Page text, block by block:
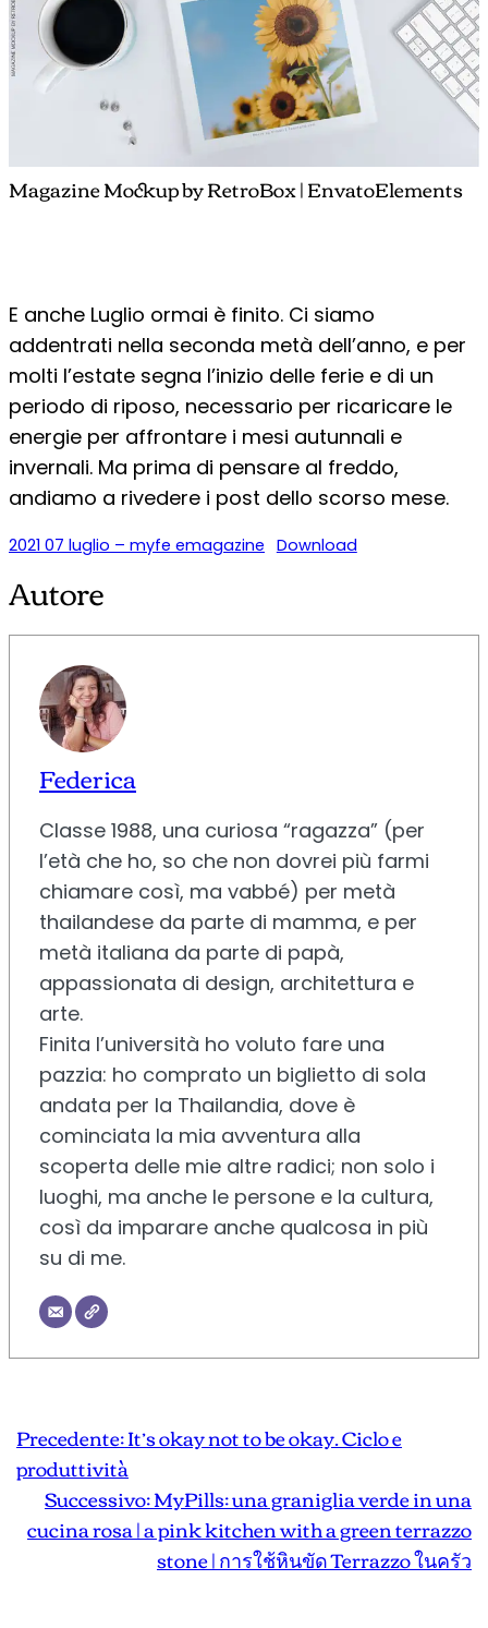
Magazine Mockup by RetroBox | EnvatoElements
E anche Luglio ormai è finito. Ci siamo
addentrati nella seconda metà dell’anno, e per
molti l’estate segna l’inizio delle ferie e di un
periodo di riposo, necessario per ricaricare le
energie per affrontare i mesi autunnali e
invernali. Ma prima di pensare al freddo,
andiamo a rivedere i post dello scorso mese.
2021 07 luglio – myfe emagazine Download
Autore
Federica
Classe 1988, una curiosa “ragazza” (per
l’età che ho, so che non dovrei più farmi
chiamare così, ma vabbé) per metà
thailandese da parte di mamma, e per
metà italiana da parte di papà,
appassionata di design, architettura e
arte.
Finita l’università ho voluto fare una
pazzia: ho comprato un biglietto di sola
andata per la Thailandia, dove è
cominciata la mia avventura alla
scoperta delle mie altre radici; non solo i
luoghi, ma anche le persone e la cultura,
così da imparare anche qualcosa in più
su di me.
Precedente:It’s okay not to be okay. Ciclo e
produttività
Successivo:MyPills: una graniglia verde in una
cucina rosa | a pink kitchen with a green terrazzo
stone | การใช้หินขัด Terrazzo ในครัว